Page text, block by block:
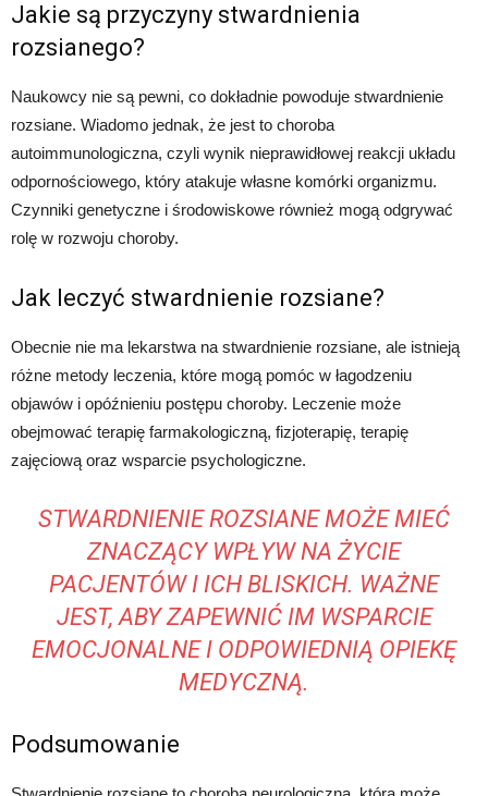
Jakie są przyczyny stwardnienia
rozsianego?
Naukowcy nie są pewni, co dokładnie powoduje stwardnienie
rozsiane. Wiadomo jednak, że jest to choroba
autoimmunologiczna, czyli wynik nieprawidłowej reakcji układu
odpornościowego, który atakuje własne komórki organizmu.
Czynniki genetyczne i środowiskowe również mogą odgrywać
rolę w rozwoju choroby.
Jak leczyć stwardnienie rozsiane?
Obecnie nie ma lekarstwa na stwardnienie rozsiane, ale istnieją
różne metody leczenia, które mogą pomóc w łagodzeniu
objawów i opóźnieniu postępu choroby. Leczenie może
obejmować terapię farmakologiczną, fizjoterapię, terapię
zajęciową oraz wsparcie psychologiczne.
STWARDNIENIE ROZSIANE MOŻE MIEĆ
ZNACZĄCY WPŁYW NA ŻYCIE
PACJENTÓW I ICH BLISKICH. WAŻNE
JEST, ABY ZAPEWNIĆ IM WSPARCIE
EMOCJONALNE I ODPOWIEDNIĄ OPIEKĘ
MEDYCZNĄ.
Podsumowanie